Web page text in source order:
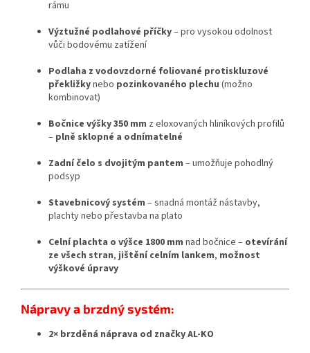
rámu
Výztužné podlahové příčky– pro vysokou odolnost
vůči bodovému zatížení
Podlaha z vodovzdorné foliované protiskluzové
překližkynebo pozinkovaného plechu (možno
kombinovat)
Bočnice výšky 350 mm z eloxovaných hliníkových profilů
– plně sklopné a odnímatelné
Zadní čelo s dvojitým pantem – umožňuje pohodlný
podsyp
Stavebnicový systém – snadná montáž nástavby,
plachty nebo přestavba na plato
Celní plachta o výšce 1800 mm nad bočnice – otevírání
ze všech stran,jištění celním lankem, možnost
výškové úpravy
Nápravy a brzdný systém:
2× brzděná náprava od značky AL-KO